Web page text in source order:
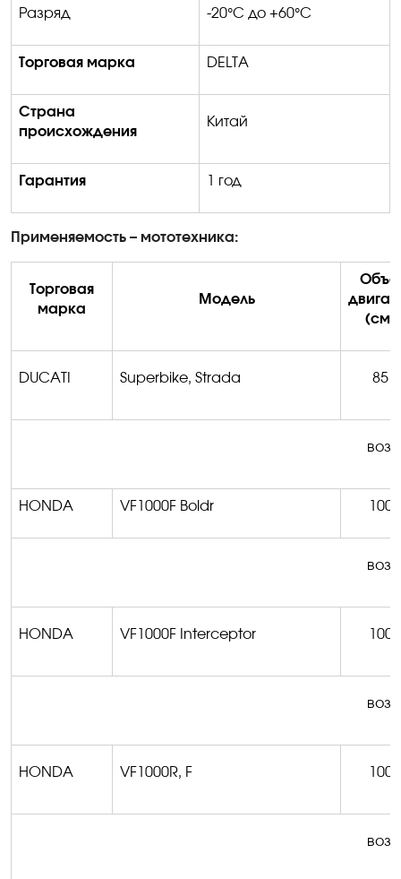
Разряд -20°С до +60°С
Торговая марка DELTA
Страна
происхождения
Китай
Гарантия 1 год
Применяемость – мототехника:
Торговая
марка
Модель
DUCATI Superbike, Strada 851
HONDA VF1000F Boldr 1000
HONDA VF1000F Interceptor 1000
HONDA VF1000R, F 1000